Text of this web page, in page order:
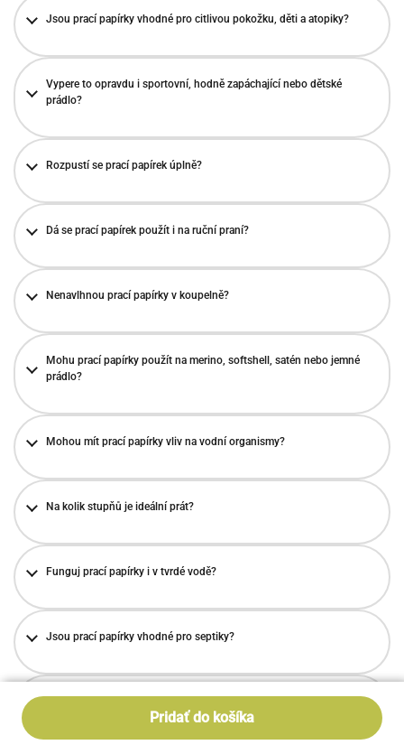
Jsou prací papírky vhodné pro citlivou pokožku, děti a atopiky?
Vypere to opravdu i sportovní, hodně zapáchající nebo dětské
prádlo?
Rozpustí se prací papírek úplně?
Dá se prací papírek použít i na ruční praní?
Nenavlhnou prací papírky v koupelně?
Mohu prací papírky použít na merino, softshell, satén nebo jemné
prádlo?
Mohou mít prací papírky vliv na vodní organismy?
Na kolik stupňů je ideální prát?
Funguj prací papírky i v tvrdé vodě?
Jsou prací papírky vhodné pro septiky?
Jaký je rozdíl mezi pracími papírky a běžným gelem nebo kapslemi?
Pridať do košíka